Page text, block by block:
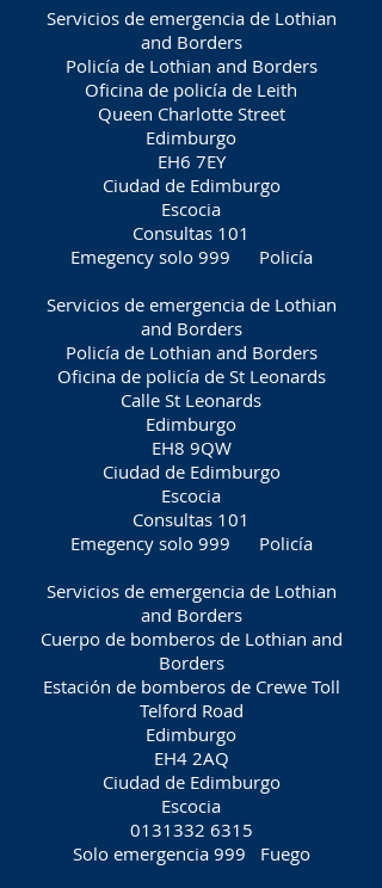
Servicios de emergencia de Lothian
and Borders
Policía de Lothian and Borders
Oficina de policía de Leith
Queen Charlotte Street
Edimburgo
EH6 7EY
Ciudad de Edimburgo
Escocia
Consultas 101
Emegency solo 999
Policía
Servicios de emergencia de Lothian
and Borders
Policía de Lothian and Borders
Oficina de policía de St Leonards
Calle St Leonards
Edimburgo
EH8 9QW
Ciudad de Edimburgo
Escocia
Consultas 101
Emegency solo 999
Policía
Servicios de emergencia de Lothian
and Borders
Cuerpo de bomberos de Lothian and
Borders
Estación de bomberos de Crewe Toll
Telford Road
Edimburgo
EH4 2AQ
Ciudad de Edimburgo
Escocia
0131332 6315
Solo emergencia 999
Fuego